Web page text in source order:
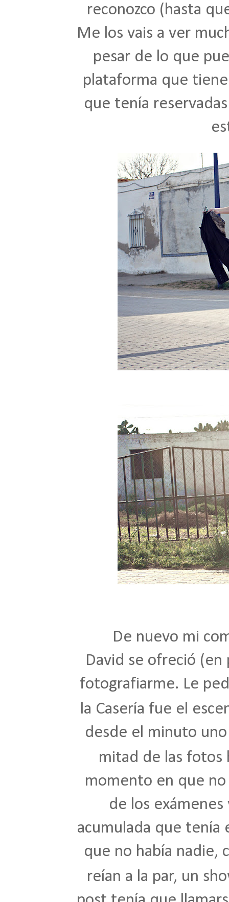
reconozco (hasta
Me los vais a ver
pesar de lo que
plataforma que
que tenía
De nuevo mi
David se ofreció (en
fotografiarme. Le
la Casería fue el
desde el minuto
mitad de las fotos
momento en que
de los exámenes
acumulada que tenía
que no había nadie,
reían a la par, un